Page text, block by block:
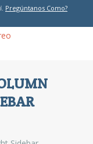
Pregúntanos Como?